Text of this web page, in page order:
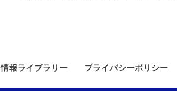
情報ライブラリー プライバシーポリシー